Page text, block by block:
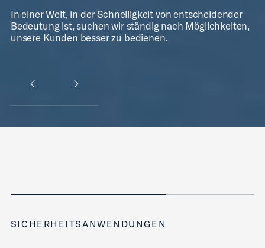
In einer Welt, in der Schnelligkeit von entscheidender
Bedeutung ist, suchen wir ständig nach Möglichkeiten,
unsere Kunden besser zu bedienen.
SICHERHEITSANWENDUNGEN